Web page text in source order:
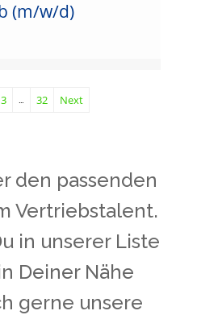
(m/w/d)
3 … 32 Next
den passenden
Vertriebstalent.
in unserer Liste
Deiner Nähe
gerne unsere